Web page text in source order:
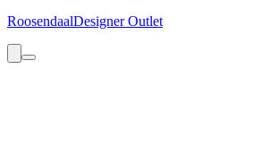
RoosendaalDesigner Outlet